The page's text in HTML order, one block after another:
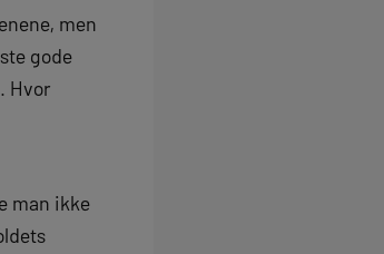
men
gode
Hvor
man ikke